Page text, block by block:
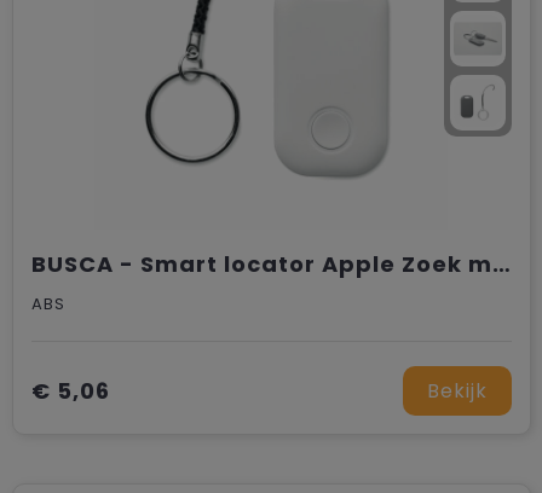
BUSCA - Smart locator Apple Zoek mijn
ABS
€ 5,06 Bekijk